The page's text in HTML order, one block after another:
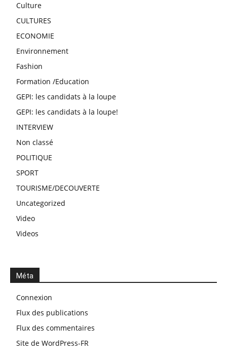
Culture
CULTURES
ECONOMIE
Environnement
Fashion
Formation /Education
GEPI: les candidats à la loupe
GEPI: les candidats à la loupe!
INTERVIEW
Non classé
POLITIQUE
SPORT
TOURISME/DECOUVERTE
Uncategorized
Video
Videos
Méta
Connexion
Flux des publications
Flux des commentaires
Site de WordPress-FR